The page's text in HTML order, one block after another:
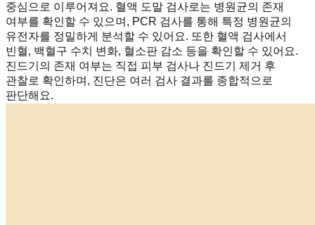
중심으로 이루어져요. 혈액 도말 검사로는 병원균의 존재
여부를 확인할 수 있으며, PCR 검사를 통해 특정 병원균의
유전자를 정밀하게 분석할 수 있어요. 또한 혈액 검사에서
빈혈, 백혈구 수치 변화, 혈소판 감소 등을 확인할 수 있어요.
진드기의 존재 여부는 직접 피부 검사나 진드기 제거 후
관찰로 확인하며, 진단은 여러 검사 결과를 종합적으로
판단해요.